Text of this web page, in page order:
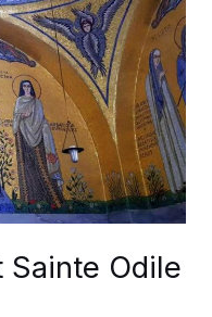
Sainte Odile